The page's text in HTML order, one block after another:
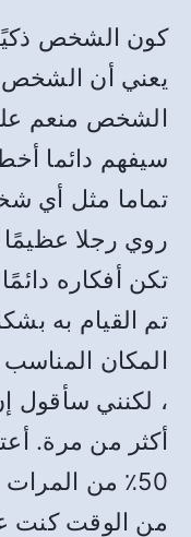
كون الشخص ذكيًا
يعني أن الشخص
الشخص منعم
سيفهم دائما
تماما مثل أي
روي رجلا عظيمًا
تكن أفكاره
تم القيام به
المكان
، لكنني سأقول
أكثر من مرة.
50٪ من المرات
من الوقت كنت